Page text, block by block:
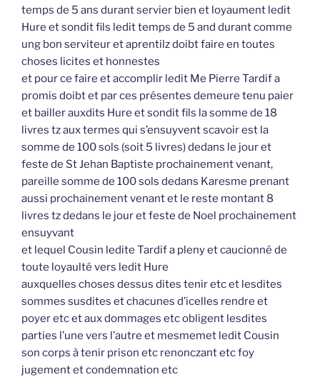
temps de 5 ans durant servier bien et loyaument ledit
Hure et sondit fils ledit temps de 5 and durant comme
ung bon serviteur et aprentilz doibt faire en toutes
choses licites et honnestes
et pour ce faire et accomplir ledit Me Pierre Tardif a
promis doibt et par ces présentes demeure tenu paier
et bailler auxdits Hure et sondit fils la somme de 18
livres tz aux termes qui s’ensuyvent scavoir est la
somme de 100 sols (soit 5 livres) dedans le jour et
feste de St Jehan Baptiste prochainement venant,
pareille somme de 100 sols dedans Karesme prenant
aussi prochainement venant et le reste montant 8
livres tz dedans le jour et feste de Noel prochainement
ensuyvant
et lequel Cousin ledite Tardif a pleny et caucionné de
toute loyaulté vers ledit Hure
auxquelles choses dessus dites tenir etc et lesdites
sommes susdites et chacunes d’icelles rendre et
poyer etc et aux dommages etc obligent lesdites
parties l’une vers l’autre et mesmemet ledit Cousin
son corps à tenir prison etc renonczant etc foy
jugement et condemnation etc